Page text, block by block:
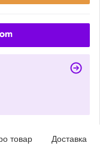
товар Доставка